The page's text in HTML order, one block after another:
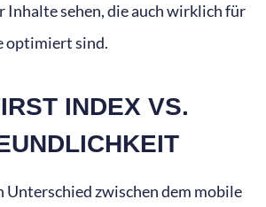
Inhalte sehen, die auch wirklich für
optimiert sind.
INDEX VS.
Unterschied zwischen dem mobile